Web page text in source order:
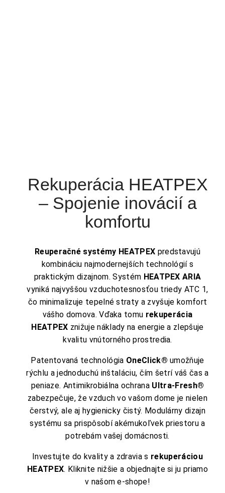
Rekuperácia HEATPEX
– Spojenie inovácií a
komfortu
Reuperačné systémy HEATPEX predstavujú
kombináciu najmodernejších technológií s
praktickým dizajnom. Systém HEATPEX ARIA
vyniká najvyššou vzduchotesnosťou triedy ATC 1,
čo minimalizuje tepelné straty a zvyšuje komfort
vášho domova. Vďaka tomu rekuperácia
HEATPEX znižuje náklady na energie a zlepšuje
kvalitu vnútorného prostredia.
Patentovaná technológia OneClick® umožňuje
rýchlu a jednoduchú inštaláciu, čím šetrí váš čas a
peniaze. Antimikrobiálna ochrana Ultra-Fresh®
zabezpečuje, že vzduch vo vašom dome je nielen
čerstvý, ale aj hygienicky čistý. Modulárny dizajn
systému sa prispôsobí akémukoľvek priestoru a
potrebám vašej domácnosti.
Investujte do kvality a zdravia s rekuperáciou
HEATPEX. Kliknite nižšie a objednajte si ju priamo
v našom e-shope!